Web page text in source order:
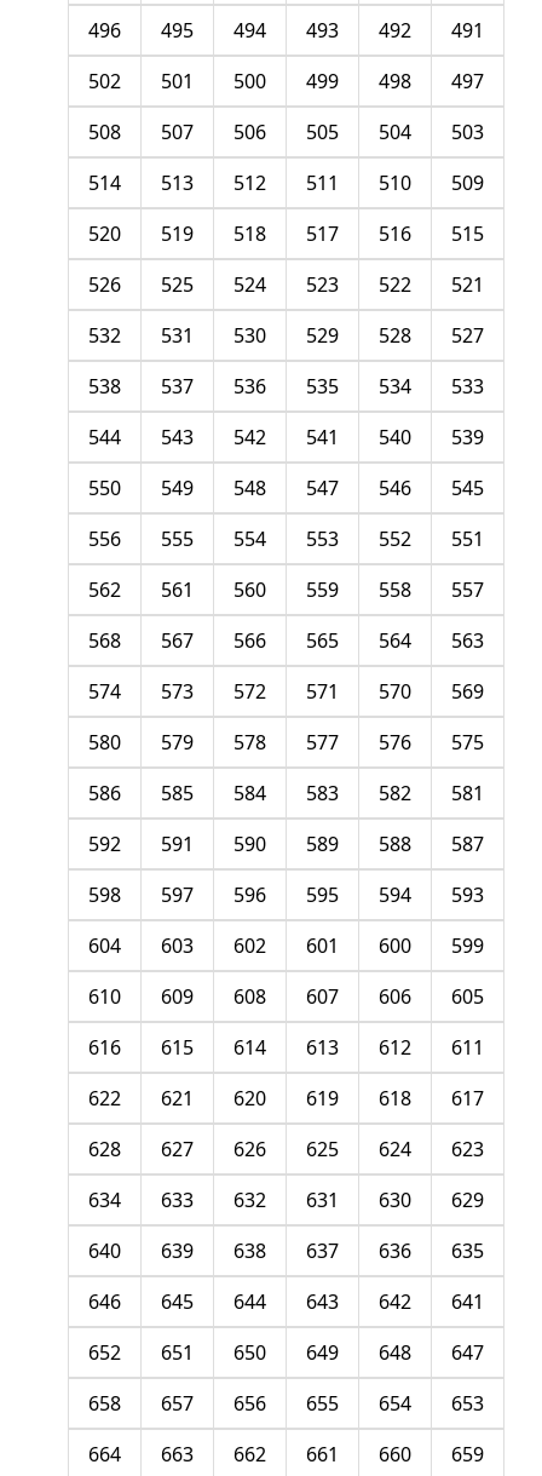
491
492
493
494
495
496
497
498
499
500
501
502
503
504
505
506
507
508
509
510
511
512
513
514
515
516
517
518
519
520
521
522
523
524
525
526
527
528
529
530
531
532
533
534
535
536
537
538
539
540
541
542
543
544
545
546
547
548
549
550
551
552
553
554
555
556
557
558
559
560
561
562
563
564
565
566
567
568
569
570
571
572
573
574
575
576
577
578
579
580
581
582
583
584
585
586
587
588
589
590
591
592
593
594
595
596
597
598
599
600
601
602
603
604
605
606
607
608
609
610
611
612
613
614
615
616
617
618
619
620
621
622
623
624
625
626
627
628
629
630
631
632
633
634
635
636
637
638
639
640
641
642
643
644
645
646
647
648
649
650
651
652
653
654
655
656
657
658
659
660
661
662
663
664